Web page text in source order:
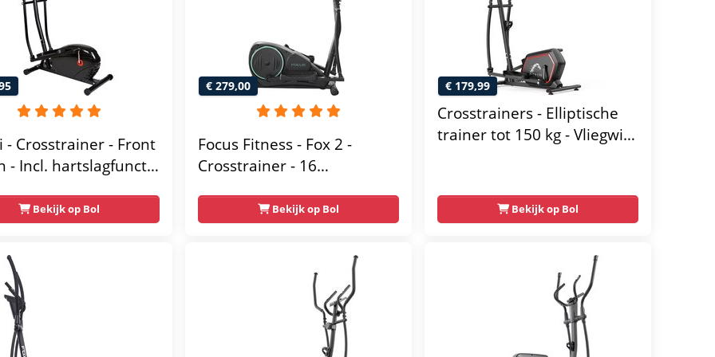
- Crosstrainer - Front
- Incl. hartslagfunctie
Trainer -
- Crosstrainer
Bekijk op Bol
€ 279,00
Focus Fitness - Fox 2 -
Crosstrainer - 16
Weerstandsniveaus
Bekijk op Bol
€ 179,99
Crosstrainers - Elliptische
trainer tot 150 kg - Vliegwiel
LCD-scherm - Zwart
Bekijk op Bol